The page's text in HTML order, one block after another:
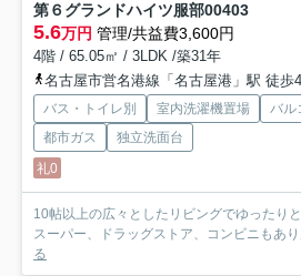
第６グランドハイツ服部00403
5.6万円 管理/共益費3,600円
4階 / 65.05㎡ / 3LDK /築31年
名古屋市営名港線「名古屋港」駅 徒歩
バス・トイレ別 室内洗濯機置場 バル
都市ガス
独立洗面台
礼0
10帖以上の広々としたリビングでゆったり
スーパー、ドラッグストア、コンビニもあ
る